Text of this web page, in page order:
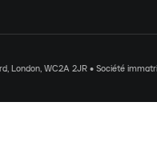
London, WC2A 2JR • Société